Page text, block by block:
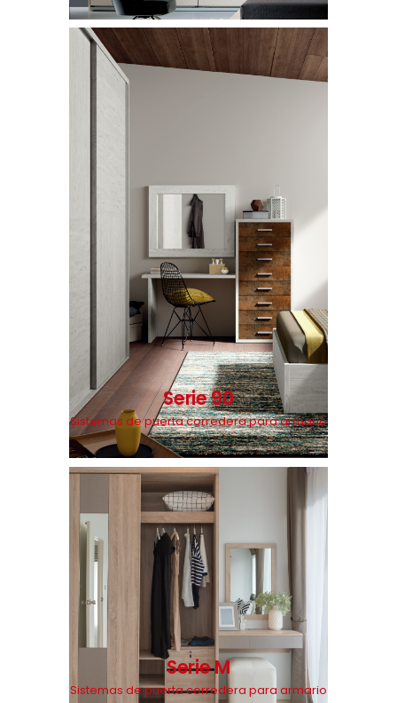
Serie 90
Sistemas de puerta corredera para armario
Serie M
Sistemas de puerta corredera para armario